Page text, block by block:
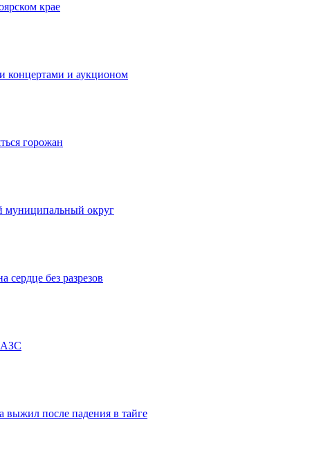
крае
концертами и аукционом
горожан
муниципальный округ
без разрезов
АЗС
выжил после падения в тайге